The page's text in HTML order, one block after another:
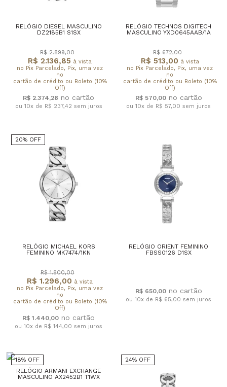
RELÓGIO DIESEL MASCULINO
DZ2185B1 S1SX
R$ 2.136,85 à vista
no Pix Parcelado, Pix, uma vez
no
cartão de crédito ou Boleto (10%
Off)
R$ 2.899,00
R$ 2.374,28
ou 10x de R$ 237,42 sem juros
RELÓGIO TECHNOS DIGITECH
MASCULINO YXD0645AAB/1A
R$ 513,00 à vista
no Pix Parcelado, Pix, uma vez
no
cartão de crédito ou Boleto (10%
Off)
R$ 672,00
R$ 570,00
ou 10x de R$ 57,00 sem juros
20% OFF
RELÓGIO MICHAEL KORS
FEMININO MK7474/1KN
R$ 1.296,00 à vista
no Pix Parcelado, Pix, uma vez
no
cartão de crédito ou Boleto (10%
Off)
R$ 1.800,00
R$ 1.440,00
ou 10x de R$ 144,00 sem juros
RELÓGIO ORIENT FEMININO
FBSS0126 D1SX
R$ 650,00
ou 10x de R$ 65,00 sem juros
18% OFF
RELÓGIO ARMANI EXCHANGE
MASCULINO AX2452B1 T1WX
24% OFF